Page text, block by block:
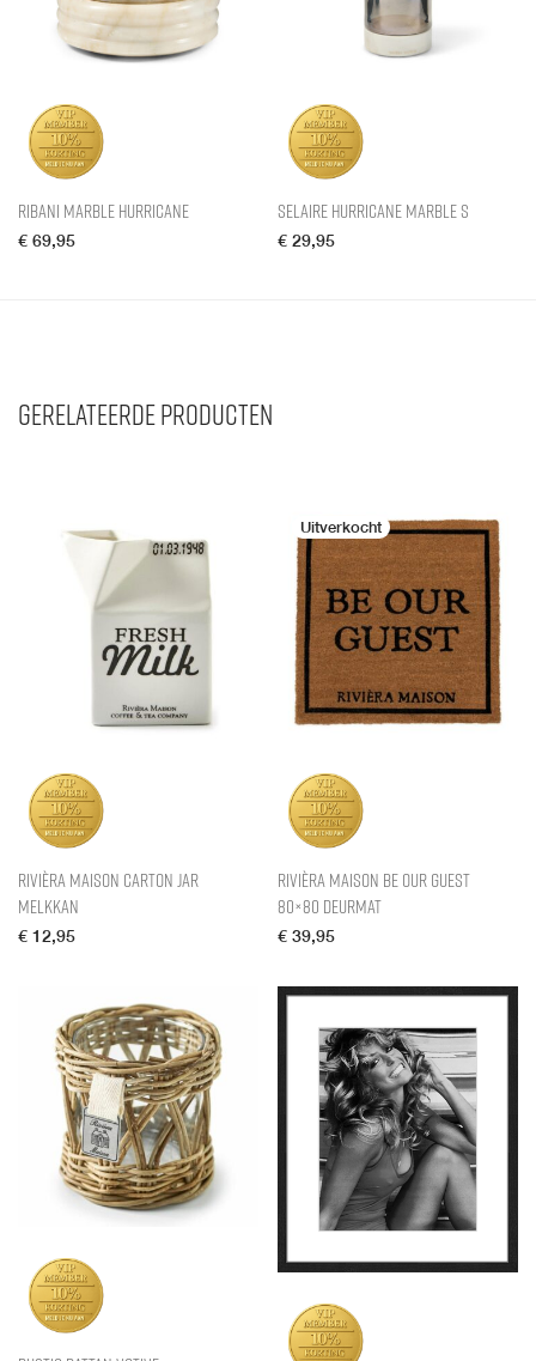
Ribani Marble Hurricane
€ 69,95
Selaire Hurricane Marble S
€ 29,95
Gerelateerde producten
Rivièra Maison Carton Jar
Melkkan
€ 12,95
Rivièra Maison Be Our Guest
80×80 Deurmat
€ 39,95